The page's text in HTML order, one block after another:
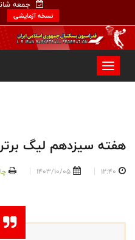
جمعه
نسخه آزمایشی
هفته سیزدهم لیگ
12:40
1403/10/05